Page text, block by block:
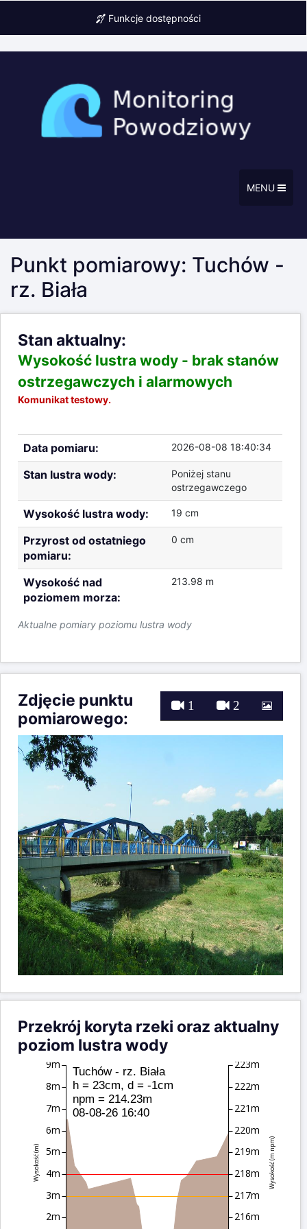
Funkcje dostępności
MENU
Punkt pomiarowy: Tuchów -
rz. Biała
Stan aktualny:
Wysokość lustra wody - brak stanów
ostrzegawczych i alarmowych
Komunikat testowy.
Aktualne pomiary poziomu lustra wody
Data pomiaru: 2026-08-08 18:40:34
Stan lustra wody:
Poniżej stanu
ostrzegawczego
Wysokość lustra wody: 19 cm
Przyrost od ostatniego
pomiaru:
0 cm
Wysokość nad
poziomem morza:
213.98 m
1 2
Zdjęcie punktu
pomiarowego:
Przekrój koryta rzeki oraz aktualny
poziom lustra wody
Wysokość (m)
2m
3m
4m
5m
6m
7m
8m
9m
Wysokość (m npm)
216m
217m
218m
219m
220m
221m
222m
223m
Tuchów - rz. Biała
h = 23cm, d = -1cm
npm = 214.23m
08-08-26 16:40